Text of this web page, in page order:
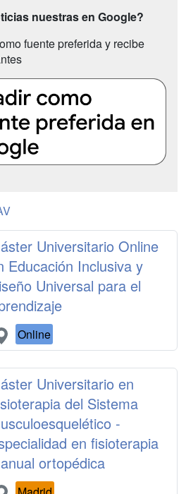
nuestras en Google?
fuente preferida y recibe
Universitario Online
Educación Inclusiva y
Universal para el
Online
Universitario en
del Sistema
-
en fisioterapia
ortopédica